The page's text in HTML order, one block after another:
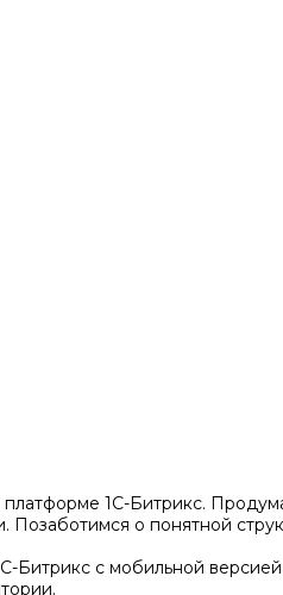
1С-Битрикс.
о понятной
с мобильной